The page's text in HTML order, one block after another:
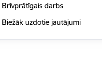
Brīvprātīgais darbs
Biežāk uzdotie jautājumi